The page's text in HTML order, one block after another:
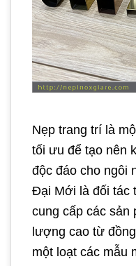
Nẹp trang trí là
tối ưu để tạo nên
độc đáo cho ngôi
Đại Mới là đối tác
cung cấp các sản
lượng cao từ
một loạt các mẫu